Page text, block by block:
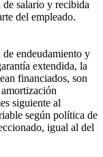
salario y recibida
del empleado.
endeudamiento y
extendida, la
financiados, son
siguiente al
según política de
igual al del